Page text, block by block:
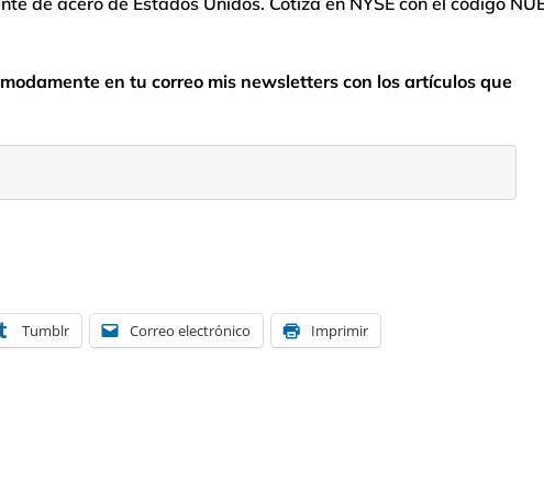
en tu correo mis newsletters con los artículos que
Tumblr Correo electrónico Imprimir